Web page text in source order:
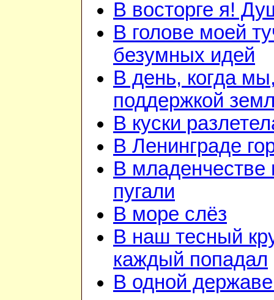
В восторге я!
В голове моей
безумных идей
В день, когда
поддержкой
В куски
В Ленинграде
В младенчестве
пугали
В море слёз
В наш тесный
каждый попадал
В одной